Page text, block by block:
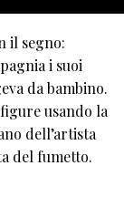
il segno:
i suoi
da bambino.
usando la
dell’artista
del fumetto.